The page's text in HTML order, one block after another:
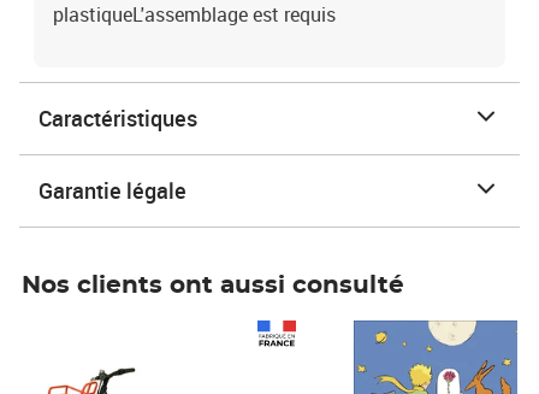
plastiqueL'assemblage est requis
Caractéristiques
Garantie légale
Nos clients ont aussi consulté
Prix 7,50€